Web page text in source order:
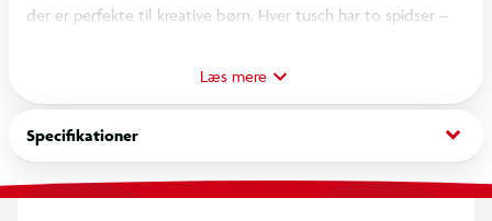
der er perfekte til kreative børn. Hver tusch har to spidser –
kan farvelægge store flader og tegne små fine detaljer.
Tuscherne har en smart firkantet form, som gør, at de ikke
triller væk fra bordet, og hver farve matcher blækket, så det
er nemt at finde den rigtige.
Læs mere
Specifikationer keyboard_arrow_down